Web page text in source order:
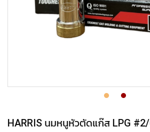
HARRIS นมหนูหัวตัดแก๊ส LPG